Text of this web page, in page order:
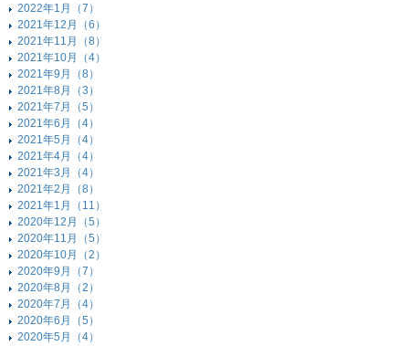
2022年1月（7）
2021年12月（6）
2021年11月（8）
2021年10月（4）
2021年9月（8）
2021年8月（3）
2021年7月（5）
2021年6月（4）
2021年5月（4）
2021年4月（4）
2021年3月（4）
2021年2月（8）
2021年1月（11）
2020年12月（5）
2020年11月（5）
2020年10月（2）
2020年9月（7）
2020年8月（2）
2020年7月（4）
2020年6月（5）
2020年5月（4）